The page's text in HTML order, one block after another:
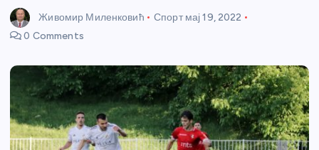
Живомир Миленковић Спорт мај 19, 2022
0 Comments